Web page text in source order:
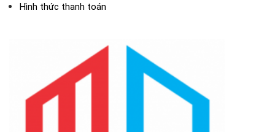
Hình thức thanh toán